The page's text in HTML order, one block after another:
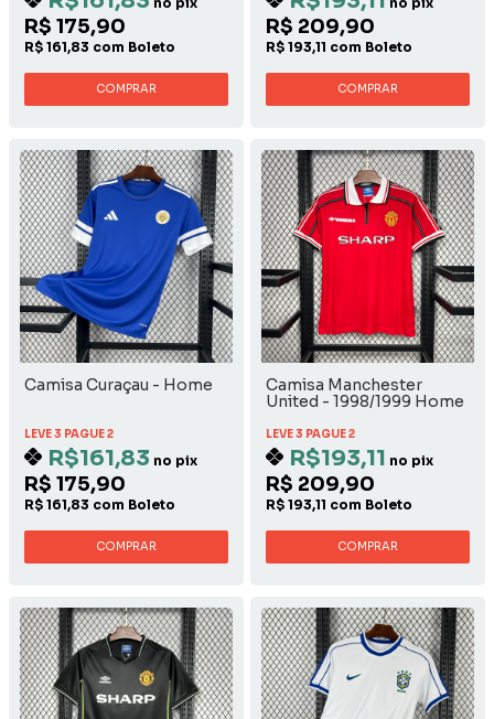
R$ 175,90
R$ 161,83 com Boleto
COMPRAR
R$ 209,90
R$ 193,11 com Boleto
COMPRAR
Camisa Curaçau - Home
LEVE 3 PAGUE 2
R$161,83 no pix
R$ 175,90
R$ 161,83 com Boleto
COMPRAR
Camisa Manchester
United - 1998/1999 Home
LEVE 3 PAGUE 2
R$193,11 no pix
R$ 209,90
R$ 193,11 com Boleto
COMPRAR